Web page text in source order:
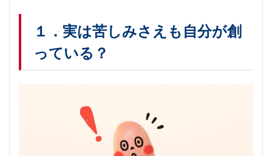
えも
自分
が創
って
い
１．実は苦しみさえも自分が創
っている？